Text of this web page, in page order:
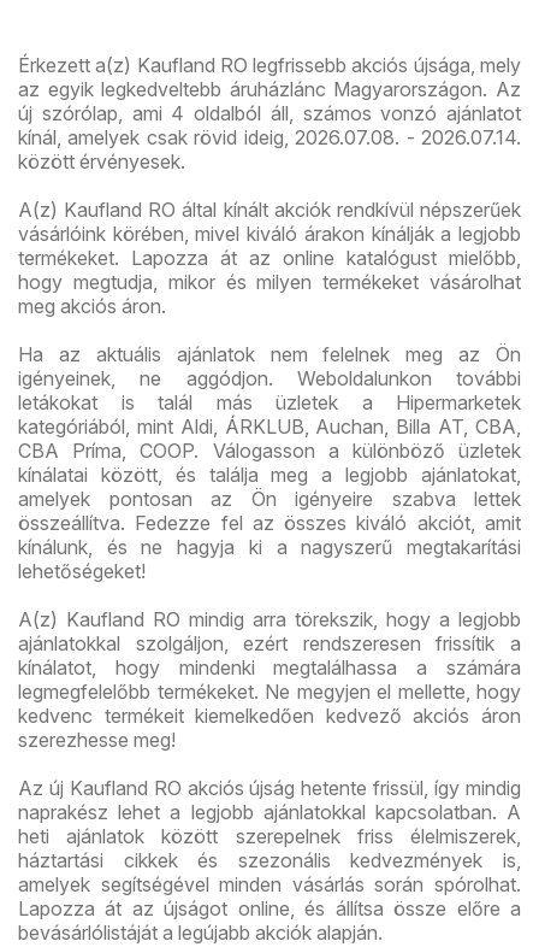
Érkezett a(z) Kaufland RO legfrissebb akciós újsága, mely
az egyik legkedveltebb áruházlánc Magyarországon. Az
új szórólap, ami 4 oldalból áll, számos vonzó ajánlatot
kínál, amelyek csak rövid ideig, 2026.07.08. - 2026.07.14.
között érvényesek.
A(z) Kaufland RO által kínált akciók rendkívül népszerűek
vásárlóink körében, mivel kiváló árakon kínálják a legjobb
termékeket. Lapozza át az online katalógust mielőbb,
hogy megtudja, mikor és milyen termékeket vásárolhat
meg akciós áron.
Ha az aktuális ajánlatok nem felelnek meg az Ön
igényeinek, ne aggódjon. Weboldalunkon további
letákokat is talál más üzletek a Hipermarketek
kategóriából, mint Aldi, ÁRKLUB, Auchan, Billa AT, CBA,
CBA Príma, COOP. Válogasson a különböző üzletek
kínálatai között, és találja meg a legjobb ajánlatokat,
amelyek pontosan az Ön igényeire szabva lettek
összeállítva. Fedezze fel az összes kiváló akciót, amit
kínálunk, és ne hagyja ki a nagyszerű megtakarítási
lehetőségeket!
A(z) Kaufland RO mindig arra törekszik, hogy a legjobb
ajánlatokkal szolgáljon, ezért rendszeresen frissítik a
kínálatot, hogy mindenki megtalálhassa a számára
legmegfelelőbb termékeket. Ne megyjen el mellette, hogy
kedvenc termékeit kiemelkedően kedvező akciós áron
szerezhesse meg!
Az új Kaufland RO akciós újság hetente frissül, így mindig
naprakész lehet a legjobb ajánlatokkal kapcsolatban. A
heti ajánlatok között szerepelnek friss élelmiszerek,
háztartási cikkek és szezonális kedvezmények is,
amelyek segítségével minden vásárlás során spórolhat.
Lapozza át az újságot online, és állítsa össze előre a
bevásárlólistáját a legújabb akciók alapján.